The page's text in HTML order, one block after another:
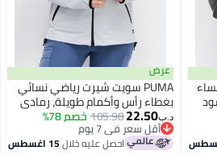
عرض
PUMA سويت شيرت رياضي نسائي
بغطاء رأس وأكمام طويلة، رمادي
بلاتينيوم22.50
105.98خصم 78%
أقل سعر في 7 يوم
أقل سعر في 7 يوماحصل عليه خلال15 اغسطس